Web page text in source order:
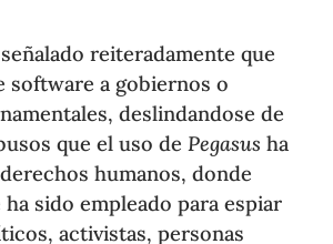
reiteradamente que
software a gobiernos o
deslindandose de
que el uso dePegasus ha
humanos, donde
sido empleado para espiar
activistas, personas